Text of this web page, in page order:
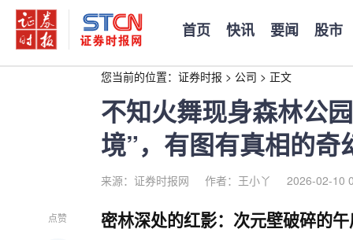
首页 快讯 要闻 股市
您当前的位置： 证券时报 > 公司 > 正文
不知火舞现身森林公
境”，有图有真相的奇
来源：证券时报网 作者：王小丫 2026-02-10
点赞 密林深处的红影：次元壁破碎的